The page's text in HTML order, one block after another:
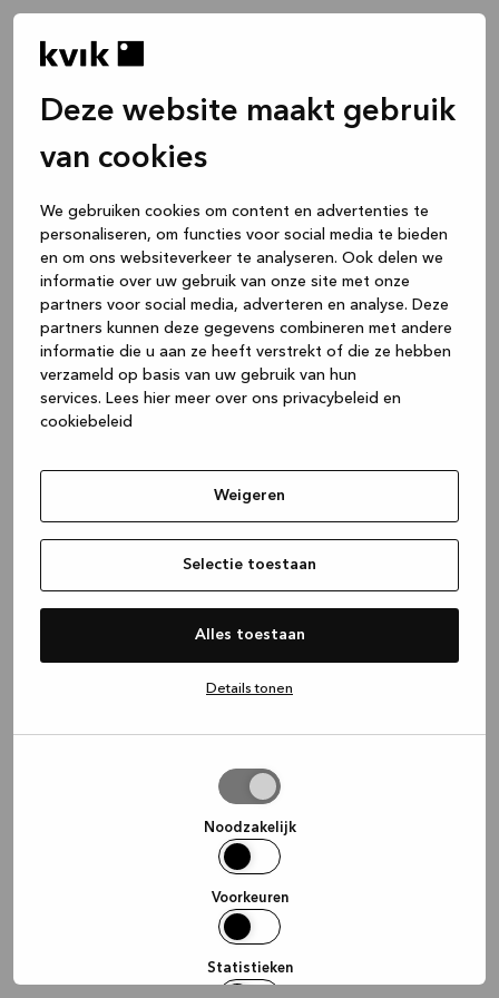
Deze website maakt gebruik
van cookies
We gebruiken cookies om content en advertenties te
personaliseren, om functies voor social media te bieden
en om ons websiteverkeer te analyseren. Ook delen we
informatie over uw gebruik van onze site met onze
partners voor social media, adverteren en analyse. Deze
partners kunnen deze gegevens combineren met andere
informatie die u aan ze heeft verstrekt of die ze hebben
verzameld op basis van uw gebruik van hun
services. Lees hier meer over ons privacybeleid en
cookiebeleid
Weigeren
Selectie toestaan
Alles toestaan
Details tonen
Noodzakelijk
Voorkeuren
Statistieken
(see the browser console for more
information).